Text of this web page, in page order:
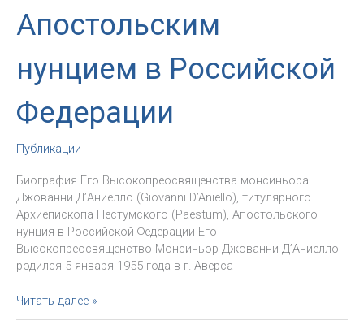
Апостольским
нунцием в Российской
Федерации
Публикации
Биография Его Высокопреосвященства монсиньора
Джованни Д’Аниелло (Giovanni D’Aniello), титулярного
Архиепископа Пестумского (Paestum), Апостольского
нунция в Российской Федерации Его
Высокопреосвященство Монсиньор Джованни Д’Аниелло
родился 5 января 1955 года в г. Аверса
Папа
Франциск
Читать далее »